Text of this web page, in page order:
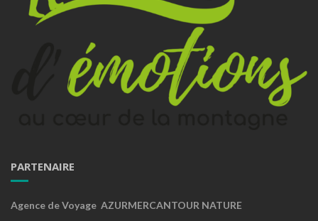
PARTENAIRE
Agence de Voyage AZURMERCANTOUR NATURE